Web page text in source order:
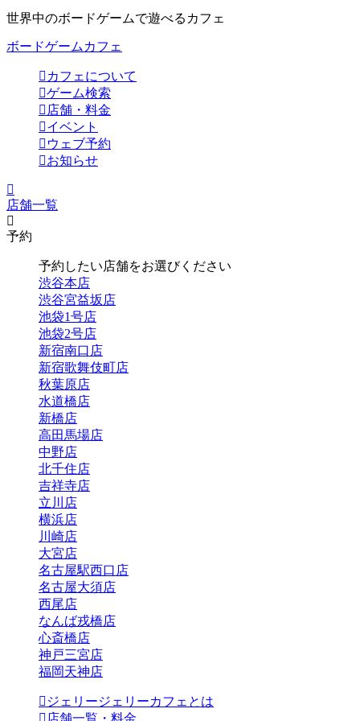
世界中のボードゲームで遊べるカフェ
ボードゲームカフェ
カフェについて
ゲーム検索
店舗・料金
イベント
ウェブ予約
お知らせ
店舗一覧
予約
予約したい店舗をお選びください
渋谷本店
渋谷宮益坂店
池袋1号店
池袋2号店
新宿南口店
新宿歌舞伎町店
秋葉原店
水道橋店
新橋店
高田馬場店
中野店
北千住店
吉祥寺店
立川店
横浜店
川崎店
大宮店
名古屋駅西口店
名古屋大須店
西尾店
なんば戎橋店
心斎橋店
神戸三宮店
福岡天神店
ジェリージェリーカフェとは
店舗一覧・料金